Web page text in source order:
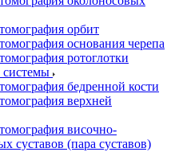
орбит
основания черепа
ротоглотки
системы
бедренной кости
верхней
височно-
суставов (пара суставов)